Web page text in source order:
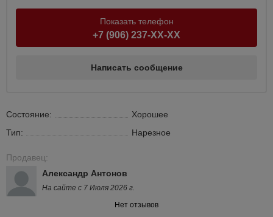
Показать телефон
+7 (906) 237-XX-XX
Написать сообщение
Состояние:
Хорошее
Тип:
Нарезное
Продавец:
Александр Антонов
На сайте с 7 Июля 2026 г.
Нет отзывов